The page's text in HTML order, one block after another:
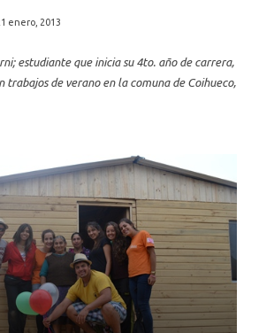
enero, 2013
estudiante que inicia su 4to. año de carrera,
trabajos de verano en la comuna de Coihueco,